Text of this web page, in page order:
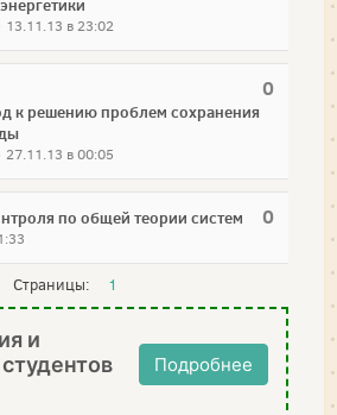
13.11.13 в 23:02
0
к решению проблем сохранения
27.11.13 в 00:05
0
по общей теории систем
Страницы: 1
и
Подробнее